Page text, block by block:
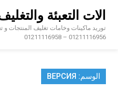
content
الات التعبئة
01211116956 – 01211116958
الوسم: ВЕРСИЯ